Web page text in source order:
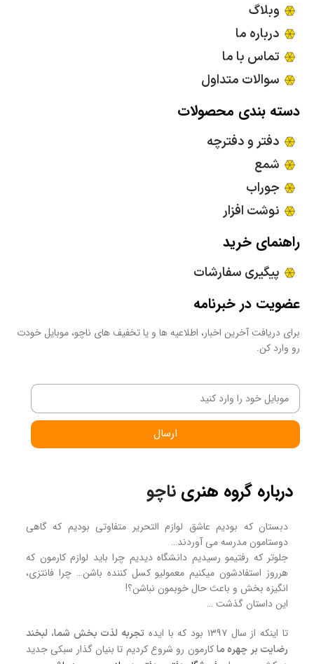
وبلاگ
درباره ما
تماس با ما
سوالات متداول
دسته بندی محصولات
دفتر و دفترچه
شمع
جوراب
نوشت افزار
راهنمای خرید
پیگیری سفارشات
عضویت در خبرنامه
برای دریافت آخرین اخبار، اطلاعیه ها و یا تخفیف های ناچو، موبایل خودت
رو وارد کن.
ارسال
درباره گروه هنری ناچو
دبستان که بودیم عاشق لوازم التحریر متفاوتی بودیم که گاهی
دوستامون مدرسه می آوردند…
جلوتر که رفتیمو رسیدیم دانشگاه دیدیم چرا باید لوازم کارمون که
هرروز استفادشون میکنیم معمولیو کسل کننده باشن… چرا فانتزی،
انگیزه بخش و باعث حال خوبمون نباشن؟!
این داستان گذشت …
تا اینکه از سال ۱۳۹۷ بود که با ایده
تجربه لذت بخش شما، لبخند
رضایت بر چهره ماکارمون رو شروع کردیم تا بنیان گذار سبکی جدید